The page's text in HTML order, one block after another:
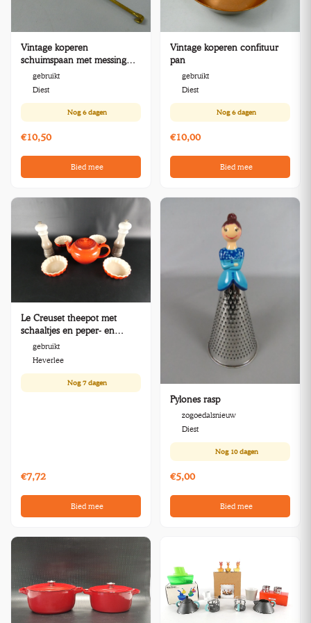
Vintage koperen
schuimspaan met messing
geklonken handvat
gebruikt
Diest
Nog6 dagen
€10,50
Bied mee
Vintage koperen confituur
pan
gebruikt
Diest
Nog6 dagen
€10,00
Bied mee
Le Creuset theepot met
schaaltjes en peper- en
zoutmolens
gebruikt
Heverlee
Nog7 dagen
€7,72
Bied mee
Pylones rasp
zogoedalsnieuw
Diest
Nog 10 dagen
€5,00
Bied mee